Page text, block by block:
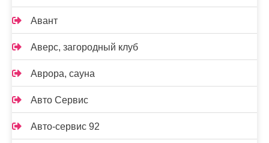
Авант
Аверс, загородный клуб
Аврора, сауна
Авто Сервис
Авто-сервис 92